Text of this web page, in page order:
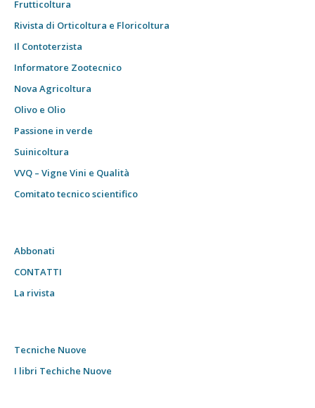
Frutticoltura
Rivista di Orticoltura e Floricoltura
Il Contoterzista
Informatore Zootecnico
Nova Agricoltura
Olivo e Olio
Passione in verde
Suinicoltura
VVQ – Vigne Vini e Qualità
Comitato tecnico scientifico
Abbonati
CONTATTI
La rivista
Tecniche Nuove
I libri Techiche Nuove